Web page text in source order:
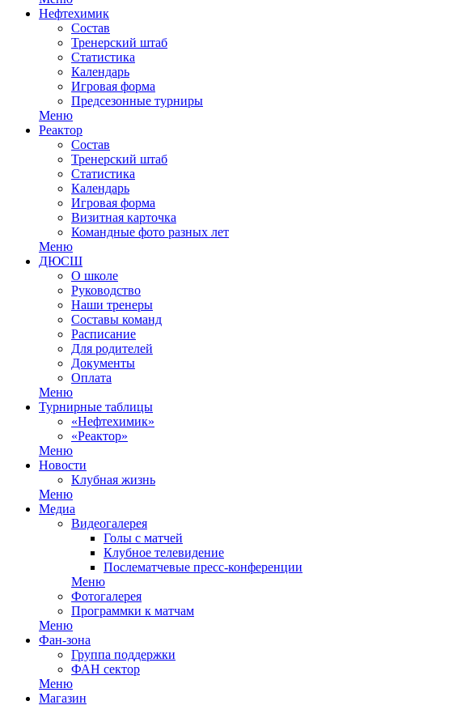
Нефтехимик
Состав
Тренерский штаб
Статистика
Календарь
Игровая форма
Предсезонные турниры
Меню
Реактор
Состав
Тренерский штаб
Статистика
Календарь
Игровая форма
Визитная карточка
Командные фото разных лет
Меню
ДЮСШ
О школе
Руководство
Наши тренеры
Составы команд
Расписание
Для родителей
Документы
Оплата
Меню
Турнирные таблицы
«Нефтехимик»
«Реактор»
Меню
Новости
Клубная жизнь
Меню
Медиа
Видеогалерея
Голы с матчей
Клубное телевидение
Послематчевые пресс-конференции
Меню
Фотогалерея
Программки к матчам
Меню
Фан-зона
Группа поддержки
ФАН сектор
Меню
Магазин